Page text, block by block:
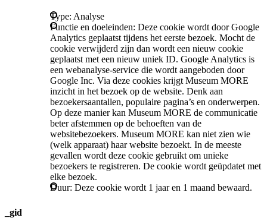
Type: Analyse
Functie en doeleinden: Deze cookie wordt door Google
Analytics geplaatst tijdens het eerste bezoek. Mocht de
cookie verwijderd zijn dan wordt een nieuw cookie
geplaatst met een nieuw uniek ID. Google Analytics is
een webanalyse-service die wordt aangeboden door
Google Inc. Via deze cookies krijgt Museum MORE
inzicht in het bezoek op de website. Denk aan
bezoekersaantallen, populaire pagina’s en onderwerpen.
Op deze manier kan Museum MORE de communicatie
beter afstemmen op de behoeften van de
websitebezoekers. Museum MORE kan niet zien wie
(welk apparaat) haar website bezoekt. In de meeste
gevallen wordt deze cookie gebruikt om unieke
bezoekers te registreren. De cookie wordt geüpdatet met
elke bezoek.
Duur: Deze cookie wordt 1 jaar en 1 maand bewaard.
_gid